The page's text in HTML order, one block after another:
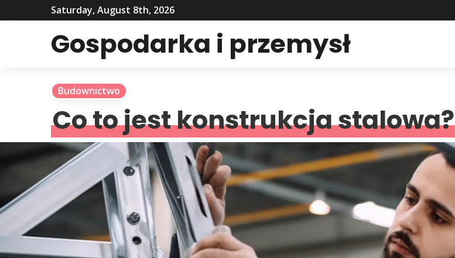
Saturday, August 8th, 2026
Gospodarka i przemysł
Budownictwo
Co to jest konstrukcja stalowa?